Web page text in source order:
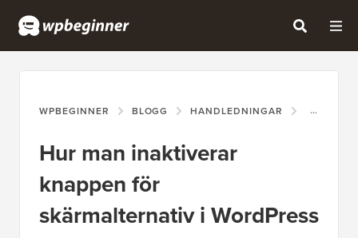
WPBEGINNER BLOGG HANDLEDNINGAR HUR
Hur man inaktiverar
knappen för
skärmalternativ i WordPress